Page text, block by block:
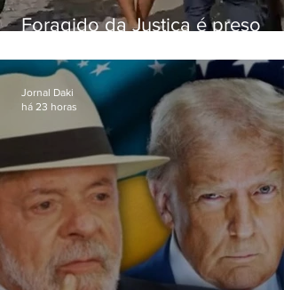
Foragido da Justiça é preso
RJ-106, em Maricá
Jornal Daki
há 23 horas